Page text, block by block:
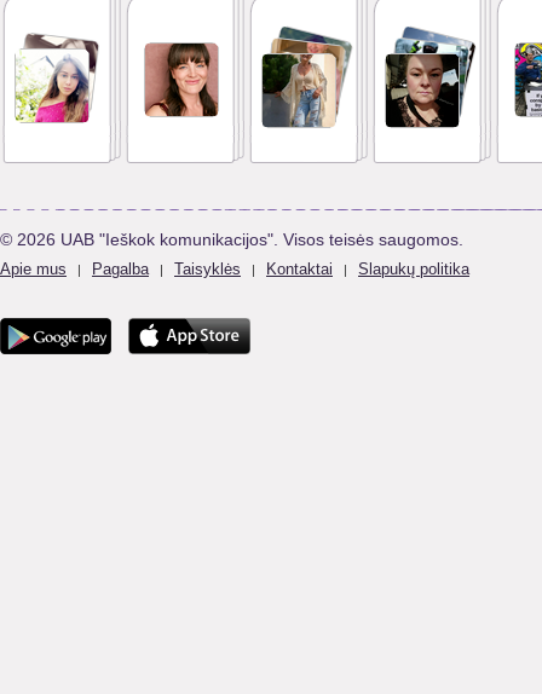
© 2026 UAB "Ieškok komunikacijos". Visos teisės saugomos.
Apie mus | Pagalba | Taisyklės | Kontaktai | Slapukų politika